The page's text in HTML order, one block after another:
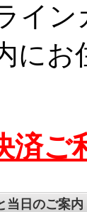
イン
に
済ご
当日のご案